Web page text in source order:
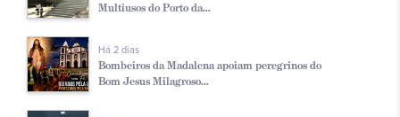
Multiusos do Porto da...
Há 2 dias
Bombeiros da Madalena apoiam peregrinos do
Bom Jesus Milagroso...